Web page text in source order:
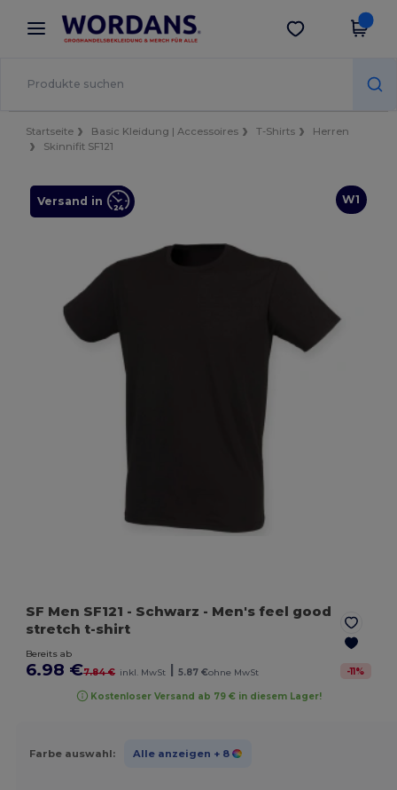
× Wordans App
Bessere Preise in der App!
App holen
Startseite Basic Kleidung | Accessoires T-Shirts
Herren
Skinnifit SF121
W1
Versand in
SF Men SF121 - Schwarz - Men's feel good
stretch t-shirt
Bereits ab
6.98 €7.84 € inkl. MwSt | 5.87 €ohne MwSt -11%
Kostenloser Versand ab 79 € in diesem Lager!
Farbe auswahl: Alle anzeigen + 8